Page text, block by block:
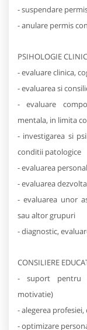
- suspendare
- anulare permis
PSIHOLOGIE
- evaluare clinica,
- evaluarea si
- evaluare
mentala, in limita
- investigarea si
conditii patologice
- evaluarea
- evaluarea
- evaluarea unor
sau altor grupuri
- diagnostic,
CONSILIERE
- suport pentru
motivatie)
- alegerea
- optimizare